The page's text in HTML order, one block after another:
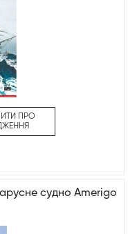
ПРО
судно Amerigo